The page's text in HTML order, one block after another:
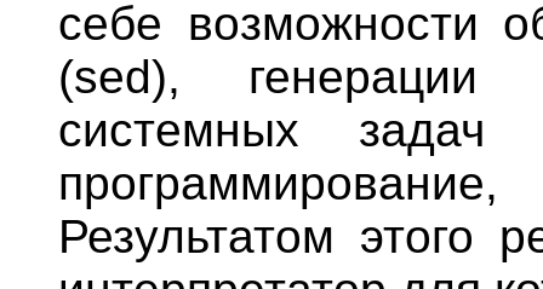
себе возможности
(sed), генерации
системных задач
Результатом этого